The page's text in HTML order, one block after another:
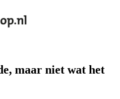
maar niet wat het